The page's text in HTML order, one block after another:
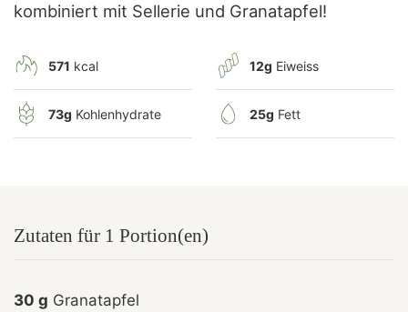
kombiniert mit Sellerie und Granatapfel!
571 kcal 12g Eiweiss
73g Kohlenhydrate 25g Fett
Zutaten für 1 Portion(en)
30 g Granatapfel